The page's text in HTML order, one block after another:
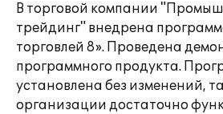
В торговой компании
трейдинг" внедрена
торговлей 8». Проведена
программного продукта.
установлена без изменений,
организации достаточно